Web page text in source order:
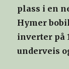
plass i en
Hymer
inverter på
underveis